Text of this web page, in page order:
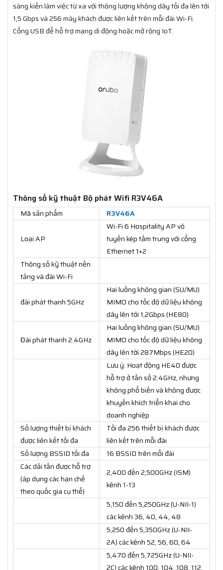
sáng kiến ​​làm việc từ xa với thông lượng không dây tối đa lên tới
1,5 Gbps và 256 máy khách được liên kết trên mỗi đài Wi-Fi.
Cổng USB để hỗ trợ mạng di động hoặc mở rộng IoT.
Thông số kỹ thuật Bộ phát Wifi R3V46A
Mã sản phẩm R3V46A
Loại AP
Wi-Fi 6 Hospitality AP vô
tuyến kép tầm trung với cổng
Ethernet 1+2
Thông số kỹ thuật nền
tảng và đài Wi-Fi
đài phát thanh 5GHz
Hai luồng không gian (SU/MU)
MIMO cho tốc độ dữ liệu không
dây lên tới 1,2Gbps (HE80)
Đài phát thanh 2.4GHz
Hai luồng không gian (SU/MU)
MIMO cho tốc độ dữ liệu không
dây lên tới 287Mbps (HE20)
Lưu ý: Hoạt động HE40 được
hỗ trợ ở tần số 2.4GHz, nhưng
không phổ biến và không được
khuyến khích triển khai cho
doanh nghiệp
Số lượng thiết bị khách
được liên kết tối đa
Tối đa 256 thiết bị khách được
liên kết trên mỗi đài
Số lượng BSSID tối đa
16 BSSID trên mỗi đài
Các dải tần được hỗ trợ
(áp dụng các hạn chế
theo quốc gia cụ thể)
2,400 đến 2,500GHz (ISM)
kênh 1-13
5,150 đến 5,250GHz (U-NII-1)
các kênh 36, 40, 44, 48
5,250 đến 5,350GHz (U-NII-
2A) các kênh 52, 56, 60, 64
5,470 đến 5,725GHz (U-NII-
2C) các kênh 100, 104, 108, 112,